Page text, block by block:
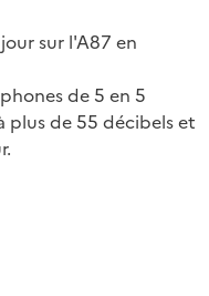
sur l'A87 en
de 5 en 5
plus de 55 décibels et